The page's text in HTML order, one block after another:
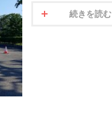
続きを読む